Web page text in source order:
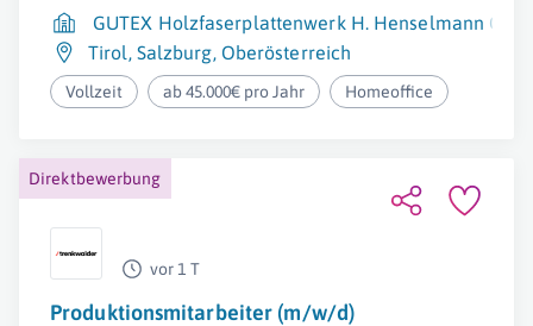
GUTEX Holzfaserplattenwerk H. Henselmann
Tirol, Salzburg, Oberösterreich
Vollzeit ab 45.000€ pro Jahr Homeoffice
Direktbewerbung
vor 1 T
Produktionsmitarbeiter (m/w/d)